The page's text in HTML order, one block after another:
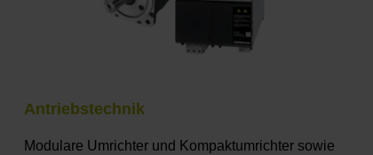
Antriebstechnik
Modulare Umrichter und Kompaktumrichter sowie